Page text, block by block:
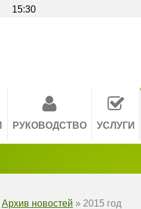
Вкл
15:30
РУКОВОДСТВО УСЛУГИ
Архив новостей » 2015 год